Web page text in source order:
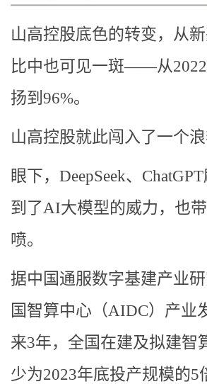
山高控股底色的转变，从
比中也可见一斑——从
扬到96%。
山高控股就此闯入了一个
眼下，DeepSeek、
到了AI大模型的威力，也
喷。
据中国通服数字基建产业
国智算中心（AIDC）产业
来3年，全国在建及拟建智
少为2023年底投产规模的5